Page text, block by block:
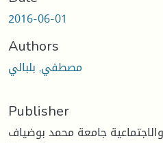
2016-06-01
Authors
مصطفي, بلبالي
Publisher
والاجتماعية جامعة محمد بوضياف